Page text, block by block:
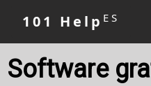
101 Help ES
Software